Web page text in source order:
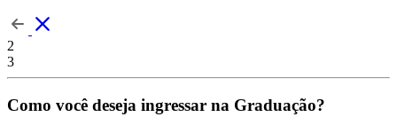
2
3
Como você deseja ingressar na Graduação?